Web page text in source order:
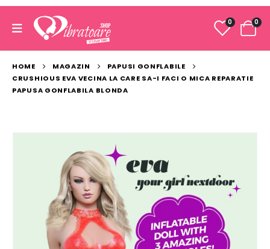
0 0
HOME MAGAZIN
PAPUSI GONFLABILE
CRUSHIOUS EVA VECINA LA CARE SA-I FACI O MICA REPARATIE
PAPUSA GONFLABILA BLONDA